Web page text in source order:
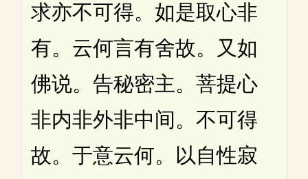
求亦不可得。如是取心非
有。云何言有舍故。又如
佛说。告秘密主。菩提心
非内非外非中间。不可得
故。于意云何。以自性寂